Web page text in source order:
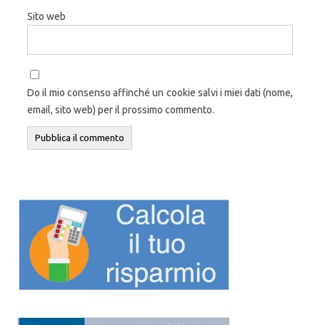
Sito web
Do il mio consenso affinché un cookie salvi i miei dati (nome,
email, sito web) per il prossimo commento.